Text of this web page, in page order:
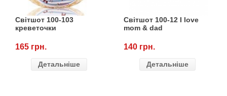
Світшот 100-103
креветочки
165 грн.
Детальніше
Світшот 100-12 I love
mom & dad
140 грн.
Детальніше